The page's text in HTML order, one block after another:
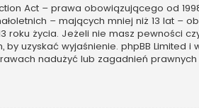
Act – prawa obowiązującego od
– mających mniej niż 13 lat –
roku życia. Jeżeli nie masz pewności
uzyskać wyjaśnienie. phpBB
nadużyć lub zagadnień